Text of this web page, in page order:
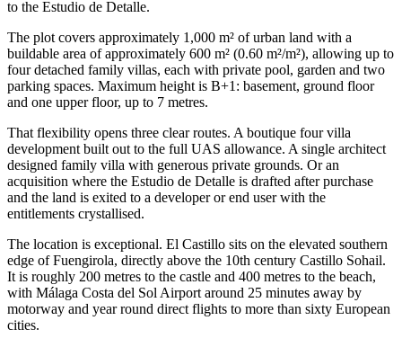
to the Estudio de Detalle.
The plot covers approximately 1,000 m² of urban land with a
buildable area of approximately 600 m² (0.60 m²/m²), allowing up to
four detached family villas, each with private pool, garden and two
parking spaces. Maximum height is B+1: basement, ground floor
and one upper floor, up to 7 metres.
That flexibility opens three clear routes. A boutique four villa
development built out to the full UAS allowance. A single architect
designed family villa with generous private grounds. Or an
acquisition where the Estudio de Detalle is drafted after purchase
and the land is exited to a developer or end user with the
entitlements crystallised.
The location is exceptional. El Castillo sits on the elevated southern
edge of Fuengirola, directly above the 10th century Castillo Sohail.
It is roughly 200 metres to the castle and 400 metres to the beach,
with Málaga Costa del Sol Airport around 25 minutes away by
motorway and year round direct flights to more than sixty European
cities.